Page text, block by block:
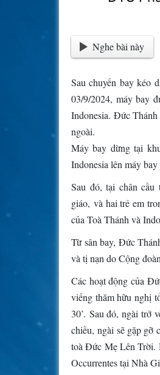
Nghe bài này
Sau chuyến bay kéo
03/9/2024, máy bay
Indonesia. Đức
ngoài.
Máy bay dừng tại
Indonesia lên máy
Sau đó, tại chân
giáo, và hai trẻ em
của Toà Thánh và
Từ sân bay, Đức
và tị nạn do Cộng
Các hoạt động của
viếng thăm hữu nghị
30’. Sau đó, ngài trở
chiều, ngài sẽ gặp gỡ
toà Đức Mẹ Lên Trời.
Occurrentes tại Nhà